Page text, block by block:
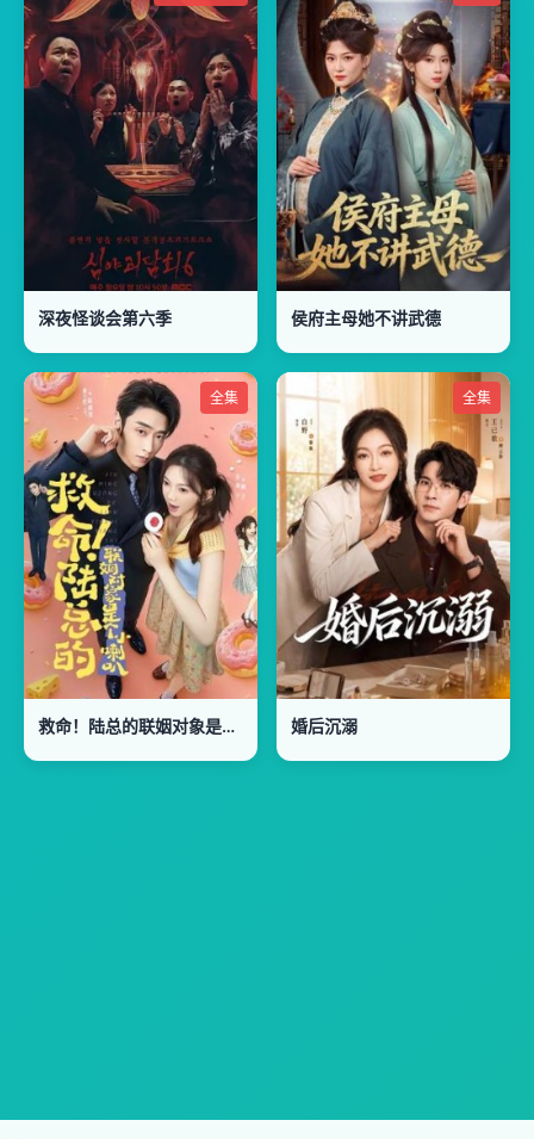
深夜怪谈会第六季 侯府主母她不讲武德
全集
救命！陆总的联姻对象是个小喇叭
全集
婚后沉溺